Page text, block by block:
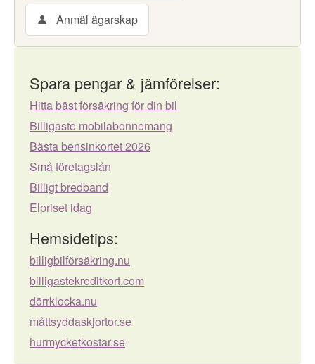
Anmäl ägarskap
Spara pengar & jämförelser:
Hitta bäst försäkring för din bil
Billigaste mobilabonnemang
Bästa bensinkortet 2026
Små företagslån
Billigt bredband
Elpriset idag
Hemsidetips:
billigbilförsäkring.nu
billigastekreditkort.com
dörrklocka.nu
måttsyddaskjortor.se
hurmycketkostar.se